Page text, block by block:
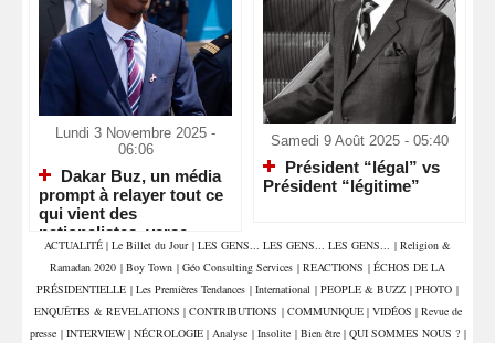
Lundi 3 Novembre 2025 -
06:06
Dakar Buz, un média
prompt à relayer tout ce
qui vient des
nationalistes, verse
depuis hier dans la
manipulation !
Samedi 9 Août 2025 - 05:40
Président “légal” vs
Président “légitime”
ACTUALITÉ | Le Billet du Jour | LES GENS... LES GENS... LES GENS... | Religion &
Ramadan 2020 | Boy Town | Géo Consulting Services | REACTIONS | ÉCHOS DE LA
PRÉSIDENTIELLE | Les Premières Tendances | International | PEOPLE & BUZZ | PHOTO |
ENQUÊTES & REVELATIONS | CONTRIBUTIONS | COMMUNIQUE | VIDÉOS | Revue de
presse | INTERVIEW | NÉCROLOGIE | Analyse | Insolite | Bien être | QUI SOMMES NOUS ? |